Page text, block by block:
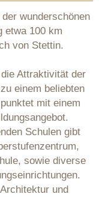
wunderschönen
etwa 100 km
von Stettin.
Attraktivität der
einem beliebten
mit einem
Schulen gibt
sowie diverse
und